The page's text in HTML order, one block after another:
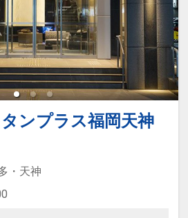
ンプラス福岡天神
・天神